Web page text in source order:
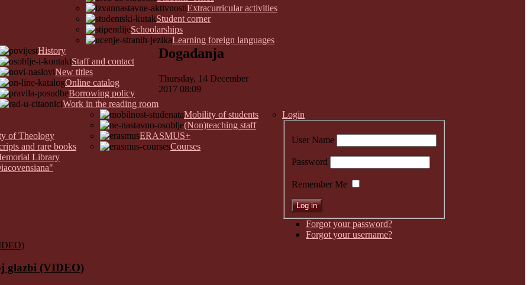
Extracurricular activities
Student corner
Schoolarships
Learning foreign languages
History
Staff and contact
New titles
Online catalog
Borrowing policy
Work in the reading room
of Theology
and rare books
Library
Mobility of students
(Non)teaching staff
ERASMUS+
Courses
Login
User Name
Password
Remember Me
Forgot your password?
Forgot your username?
Događanja
Thursday, 14 December
2017 08:09
glazbi (VIDEO)